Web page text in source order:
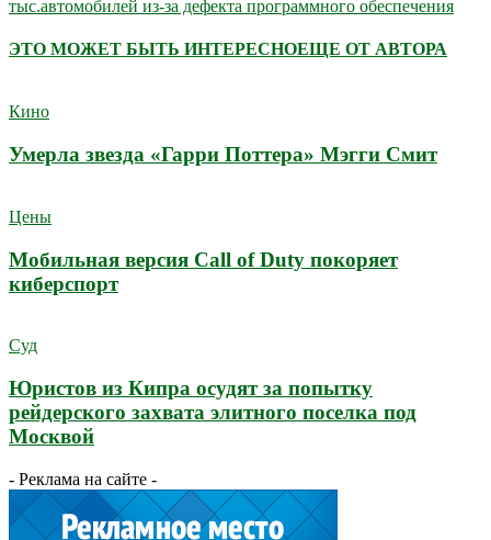
тыс.автомобилей из-за дефекта программного обеспечения
ЭТО МОЖЕТ БЫТЬ ИНТЕРЕСНОЕЩЕ ОТ АВТОРА
Кино
Умерла звезда «Гарри Поттера» Мэгги Смит
Цены
Мобильная версия Call of Duty покоряет
киберспорт
Суд
Юристов из Кипра осудят за попытку
рейдерского захвата элитного поселка под
Москвой
- Реклама на сайте -